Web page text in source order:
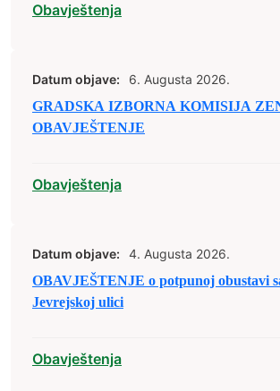
Obavještenja
Datum objave:
6. Augusta 2026.
GRADSKA IZBORNA KOMISIJA
OBAVJEŠTENJE
Obavještenja
Datum objave:
4. Augusta 2026.
OBAVJEŠTENJE o potpunoj obustavi
Jevrejskoj ulici
Obavještenja